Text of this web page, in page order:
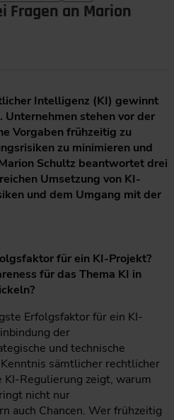
Fragen an Marion
Intelligenz (KI) gewinnt
Unternehmen stehen vor der
Vorgaben frühzeitig zu
zu minimieren und
Schultz beantwortet drei
Umsetzung von KI-
und dem Umgang mit der
für ein KI-Projekt?
für das Thema KI in
Erfolgsfaktor für ein KI-
der
und technische
sämtlicher rechtlicher
Regulierung zeigt, warum
nicht nur
auch Chancen. Wer frühzeitig